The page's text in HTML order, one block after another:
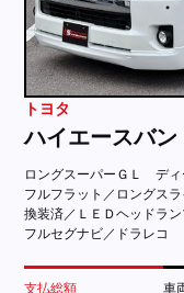
トヨタ
ハイエースバン
ロングスーパーＧＬ ディ
フルフラット／ロングス
換装済／ＬＥＤヘッドラ
フルセグナビ／ドラレコ
支払総額 車